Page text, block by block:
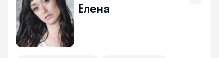
Елена